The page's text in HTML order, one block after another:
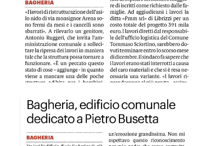
GDS 16/04/2023 Bagheria edificio comunale dedicato a